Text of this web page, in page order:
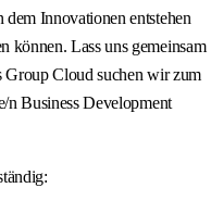
Innovationen entstehen
können. Lass uns gemeinsam
Group Cloud suchen wir zum
n Business Development